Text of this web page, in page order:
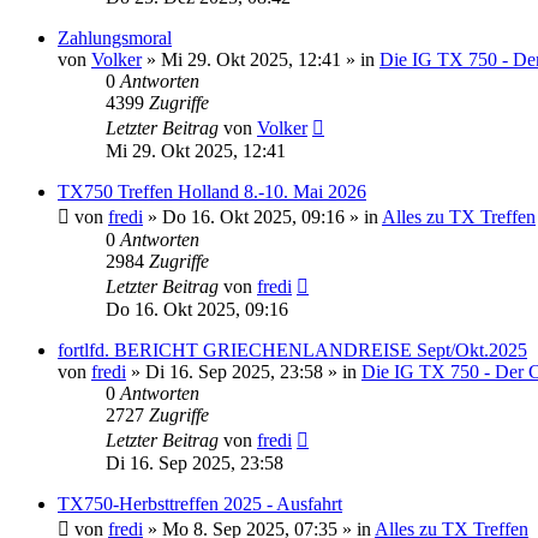
Zahlungsmoral
von Volker» Mi 29. Okt 2025, 12:41 » in Die IG TX 750 -
0 Antworten
4399 Zugriffe
Letzter Beitrag von Volker
Mi 29. Okt 2025, 12:41
TX750 Treffen Holland 8.-10. Mai 2026
von fredi » Do 16. Okt 2025, 09:16 » in Alles zu TX Treffen
0 Antworten
2984 Zugriffe
Letzter Beitrag von fredi
Do 16. Okt 2025, 09:16
fortlfd. BERICHT GRIECHENLANDREISE Sept/Okt.2025
von fredi » Di 16. Sep 2025, 23:58 » in Die IG TX 750 - Der
0 Antworten
2727 Zugriffe
Letzter Beitrag von fredi
Di 16. Sep 2025, 23:58
TX750-Herbsttreffen 2025 - Ausfahrt
von fredi » Mo 8. Sep 2025, 07:35 » in Alles zu TX Treffen